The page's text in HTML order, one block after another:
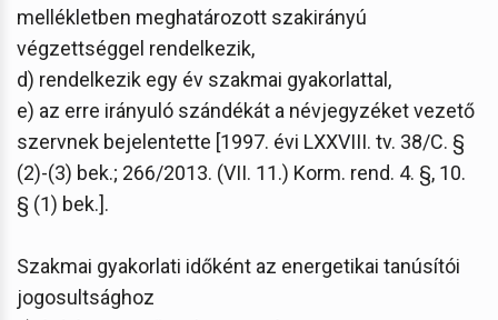
mellékletben meghatározott szakirányú
végzettséggel rendelkezik,
d) rendelkezik egy év szakmai gyakorlattal,
e) az erre irányuló szándékát a névjegyzéket vezető
szervnek bejelentette [1997. évi LXXVIII. tv. 38/C. §
(2)-(3) bek.; 266/2013. (VII. 11.) Korm. rend. 4. §, 10.
§ (1) bek.].
Szakmai gyakorlati időként az energetikai tanúsítói
jogosultsághoz